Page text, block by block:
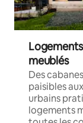
meublés
Des
paisibles
urbains
logements